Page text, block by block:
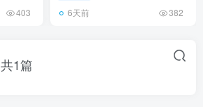
403 6天前 382
共1篇